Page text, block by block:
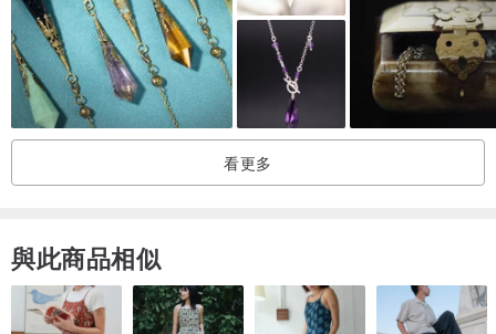
★ 此服務完全為客製化，確認訂單後無法取消，且一律於確認訂單後
開始製作。
★ 出貨前會使用能量噴霧作加強充能與能量確認，並傳送成品照片和
設計含意做最終的確認。
★ 如有材質敏感或配戴習慣務必告知。
★ 手圍是選購手鍊的唯一依據，請務必確認手圍再下訂，免增時間與
看更多
與此商品相似